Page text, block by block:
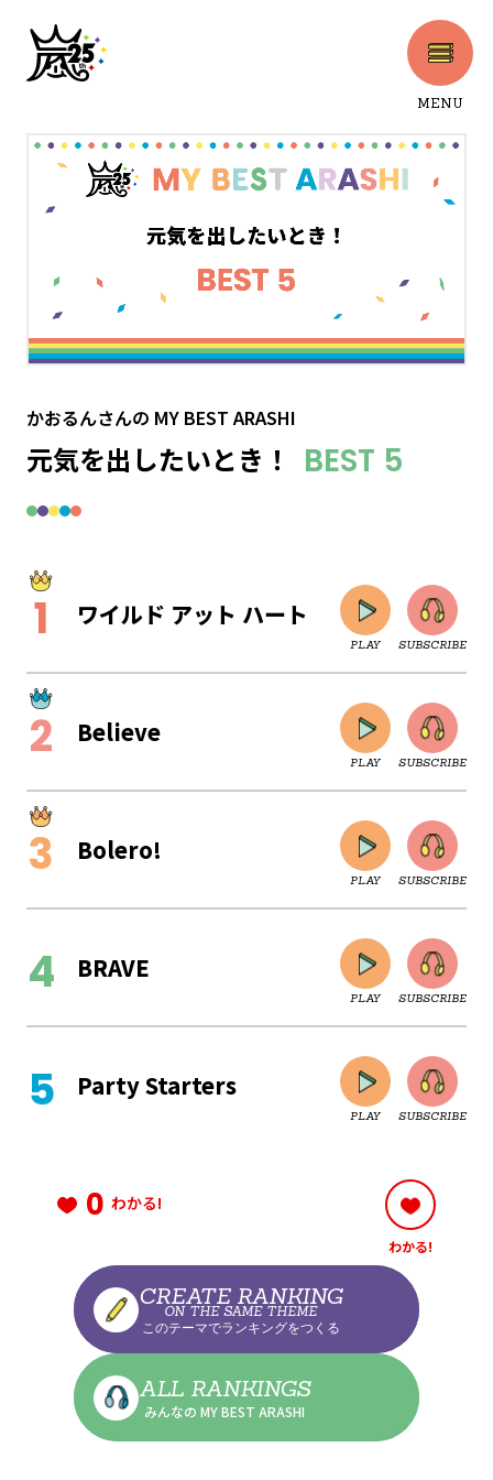
MENU
かおるんさんの MY BEST ARASHI
元気を出したいとき！ BEST 5
ワイルド アット ハート
PLAY SUBSCRIBE
Believe
PLAY SUBSCRIBE
Bolero!
PLAY SUBSCRIBE
BRAVE
PLAY SUBSCRIBE
CLOSE
Party Starters
PLAY SUBSCRIBE
CLOSE
0 わかる!
わかる!
CREATE RANKING
ON THE SAME THEME
このテーマでランキングをつくる
ALL RANKINGS
みんなの MY BEST ARASHI